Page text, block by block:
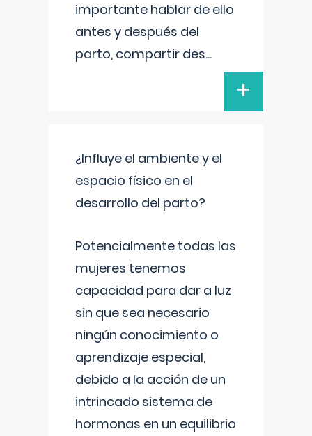
importante hablar de ello
antes y después del
parto, compartir des...
+
¿Influye el ambiente y el
espacio físico en el
desarrollo del parto?
Potencialmente todas las
mujeres tenemos
capacidad para dar a luz
sin que sea necesario
ningún conocimiento o
aprendizaje especial,
debido a la acción de un
intrincado sistema de
hormonas en un equilibrio